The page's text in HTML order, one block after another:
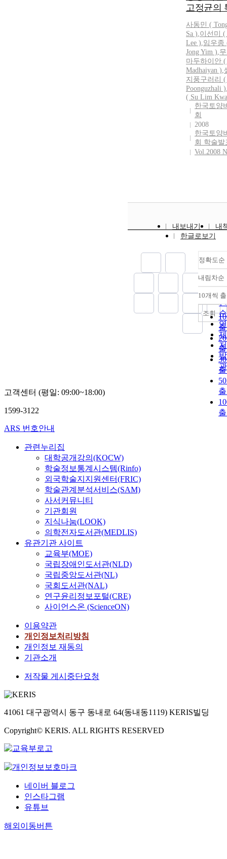
고정균의
사동민 (
Sa ),이선미 (
Lee ),임우종
Jong Yim ),
마두하이안
Madhaiyan ),
지풍구러리 (
Poonguzhali )
( Su Lim
한국토양
회
2008
한국토양
회 학술발
Vol.2008
내보내기
내
한글로보기
정확도순
순
순
내림차순
10개씩
조회
고객센터 (평일: 09:00~18:00)
1599-3122
ARS 번호안내
관련누리집
대학공개강의(KOCW)
학술정보통계시스템(Rinfo)
외국학술지지원센터(FRIC)
학술관계분석서비스(SAM)
사서커뮤니티
기관회원
지식나눔(LOOK)
의학전자도서관(MEDLIS)
유관기관 사이트
교육부(MOE)
국립장애인도서관(NLD)
국립중앙도서관(NL)
국회도서관(NAL)
연구윤리정보포털(CRE)
사이언스온 (ScienceON)
이용약관
개인정보처리방침
개인정보 재동의
기관소개
저작물 게시중단요청
41061 대구광역시 동구 동내로 64(동내동1119) KERIS빌딩
Copyright© KERIS. ALL RIGHTS RESERVED
네이버 블로그
인스타그램
유튜브
해외이동버튼